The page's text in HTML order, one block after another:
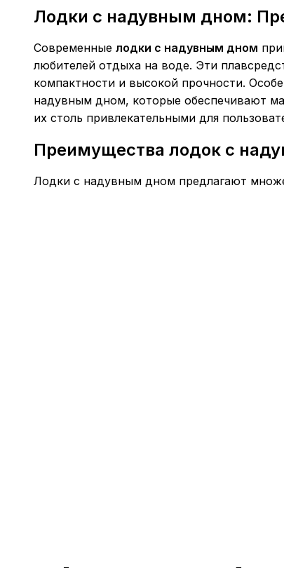
Лодки с надувным дном:
Современные лодки с надувным дном
любителей отдыха на воде. Эти
компактности и высокой прочности.
надувным дном, которые обеспечивают
их столь привлекательными для
Преимущества лодок с
Лодки с надувным дном предлагают